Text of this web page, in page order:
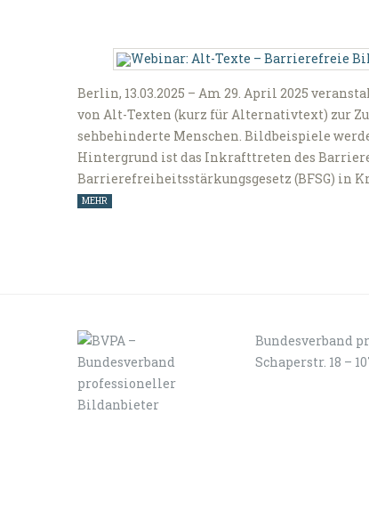
Berlin, 13.03.2025 – Am 29. April 2025
von Alt-Texten (kurz für Alternativtext) zur
sehbehinderte Menschen. Bildbeispiele
Hintergrund ist das Inkrafttreten des
Barrierefreiheitsstärkungsgesetz (BFSG) in
MEHR
Bundesverband
Schaperstr. 18 –